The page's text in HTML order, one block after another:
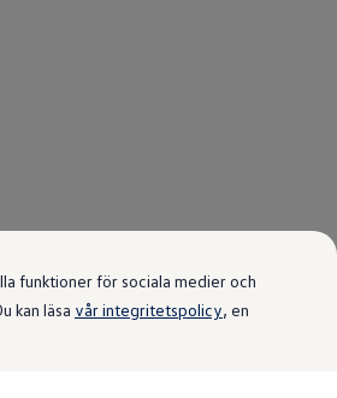
funktioner för sociala medier och
kan läsa vår integritetspolicy, en